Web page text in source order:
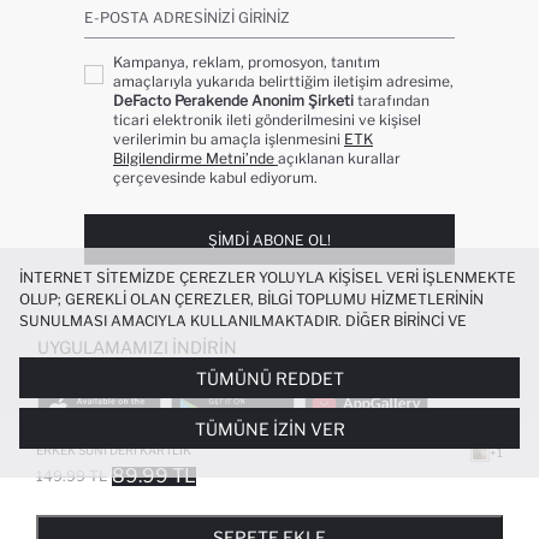
ERKEK SUNI DERI KARTLIK
149.99 TL 89.99 TL
+1
E-POSTA ADRESINIZI GIRINIZ
Kampanya, reklam, promosyon, tanıtım
amaçlarıyla yukarıda belirttiğim iletişim adresime,
DeFacto Perakende Anonim Şirketi tarafından
ticari elektronik ileti gönderilmesini ve kişisel
verilerimin bu amaçla işlenmesini ETK
Bilgilendirme Metni’nde açıklanan kurallar
çerçevesinde kabul ediyorum.
ŞIMDI ABONE OL!
UYGULAMAMIZI İNDIRIN
POPÜLER KATEGORILER
KADIN BEYAZ TIŞÖRT
İNTERNET SITEMIZDE ÇEREZLER YOLUYLA KIŞISEL VERI IŞLENMEKTE
OLUP; GEREKLI OLAN ÇEREZLER, BILGI TOPLUMU HIZMETLERININ
SUNULMASI AMACIYLA KULLANILMAKTADIR. DIĞER BIRINCI VE
ÜÇÜNCÜ TARAF ÇEREZLER ISE SIZE DAHA IYI BIR ALIŞVERIŞ
DENEYIMI SUNULABILMESI, SITEMIZIN DAHA IŞLEVSEL KILINMASI VE
KIŞISELLEŞTIRMESI VE AÇIK RIZA VERMENIZ HALINDE, SIZLERE
YÖNELIK PAZARLAMA FAALIYETLERININ YAPILMASI AMAÇLARIYLA
SINIRLI OLARAK KULLANILACAKTIR. ÇEREZLERE DAIR TERCIHLERINIZI
ÇEREZ TERCIHLERIPANELI ARACILIĞIYLA HER ZAMAN YÖNETEBILIR,
ÇEREZLERLE ILGILI DAHA DETAYLI BILGIYE
TÜMÜNÜ REDDET
TÜMÜNE İZIN VER